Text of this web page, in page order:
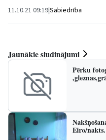
11.10.21 09:19|Sabiedrība
Jaunākie sludinājumi
Pērku
Eiro/